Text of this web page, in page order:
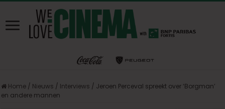
Home / Nieuws / Interviews / Jeroen Perceval spreekt over ‘Borgman’
en andere mannen